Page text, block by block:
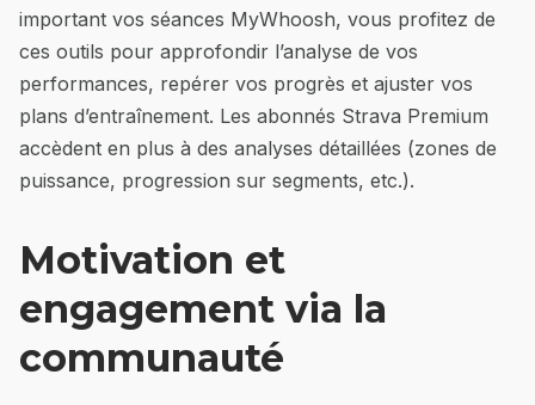
important vos séances MyWhoosh, vous profitez de
ces outils pour approfondir l’analyse de vos
performances, repérer vos progrès et ajuster vos
plans d’entraînement. Les abonnés Strava Premium
accèdent en plus à des analyses détaillées (zones de
puissance, progression sur segments, etc.).
Motivation et
engagement via la
communauté